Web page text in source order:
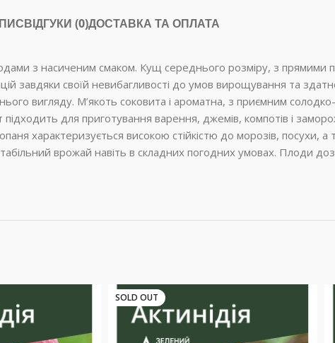
ВІДГУКИ (0)ДОСТАВКА ТА ОПЛАТА
з насиченим смаком. Кущ середнього розміру, з
завдяки своїй невибагливості до умов вирощування та
вигляду. М’якоть соковита і ароматна, з приємним
для приготування варення, джемів, компотів і
характеризується високою стійкістю до морозів, посухи, а
врожай навіть в складних погодних умовах. Плоди
SOLD OUT